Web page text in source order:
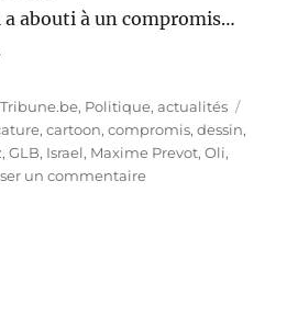
a abouti à un compromis…
, Politique, actualités
,cartoon,compromis,dessin,
,GLB, Israel, Maxime Prevot,Oli,
un commentairesur